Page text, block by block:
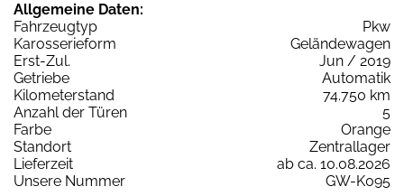
Allgemeine Daten:
Fahrzeugtyp
Pkw
Karosserieform
Geländewagen
Erst-Zul.
Jun / 2019
Getriebe
Automatik
Kilometerstand
74.750 km
Anzahl der Türen
5
Farbe
Orange
Standort
Zentrallager
Lieferzeit
ab ca. 10.08.2026
Unsere Nummer
GW-K095